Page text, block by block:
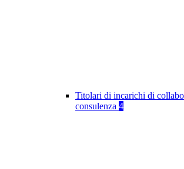
Titolari di incarichi di
consulenza 4